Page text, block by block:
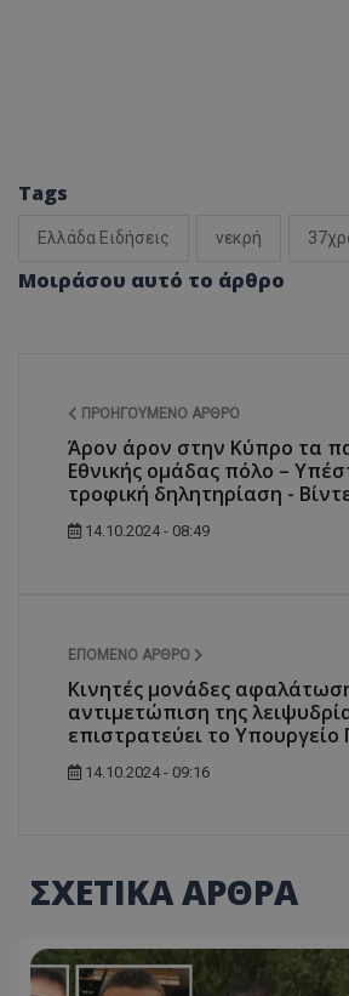
Tags
Ελλάδα Ειδήσεις νεκρή
Μοιράσου αυτό το άρθρο
ΠΡΟΗΓΟΎΜΕΝΟ ΆΡΘΡΟ
Άρον άρον στην Κύπρο τα
Εθνικής ομάδας πόλο –
τροφική δηλητηρίαση -
14.10.2024 - 08:49
ΕΠΌΜΕΝΟ ΆΡΘΡΟ
Κινητές μονάδες
αντιμετώπιση της
επιστρατεύει το Υπουργείο
14.10.2024 - 09:16
ΣΧΕΤΙΚΑ ΑΡΘΡΑ